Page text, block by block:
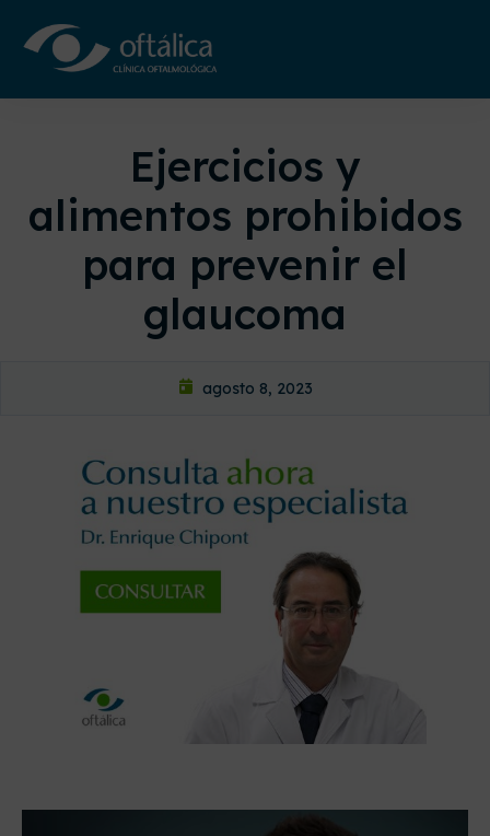
Ejercicios y
alimentos prohibidos
para prevenir el
glaucoma
agosto 8, 2023